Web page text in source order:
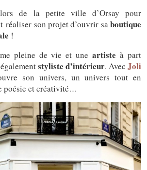
de la petite ville d’Orsay pour
réaliser son projet d’ouvrir saboutique
!
pleine de vie et uneartiste à part
styliste d’intérieur. Avec Joli
son univers, un univers tout en
poésie et créativité…